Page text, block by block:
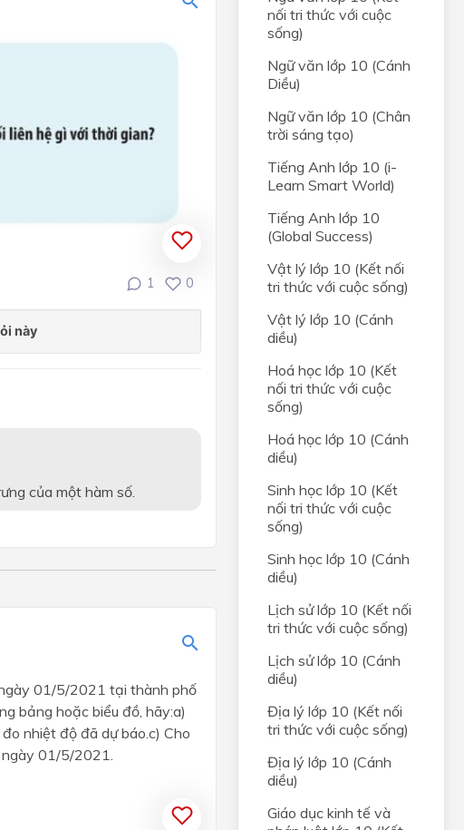
BẬC NHẤT
trong
TRÌNH, HỆ
trong
THỨC,
trưng của
1 0
của một hàm số.
01/5/2021 tại thành phố
bảng hoặc biểu đồ, hãy:a)
nhiệt độ đã dự báo.c) Cho
ngày 01/5/2021.
nối tri thức với cuộc
sống)
Ngữ văn lớp 10 (Cánh
Diều)
Ngữ văn lớp 10 (Chân
trời sáng tạo)
Tiếng Anh lớp 10 (i-
Learn Smart World)
Tiếng Anh lớp 10
(Global Success)
Vật lý lớp 10 (Kết nối
tri thức với cuộc sống)
Vật lý lớp 10 (Cánh
diều)
Hoá học lớp 10 (Kết
nối tri thức với cuộc
sống)
Hoá học lớp 10 (Cánh
diều)
Sinh học lớp 10 (Kết
nối tri thức với cuộc
sống)
Sinh học lớp 10 (Cánh
diều)
Lịch sử lớp 10 (Kết nối
tri thức với cuộc sống)
Lịch sử lớp 10 (Cánh
diều)
Địa lý lớp 10 (Kết nối
tri thức với cuộc sống)
Địa lý lớp 10 (Cánh
diều)
Giáo dục kinh tế và